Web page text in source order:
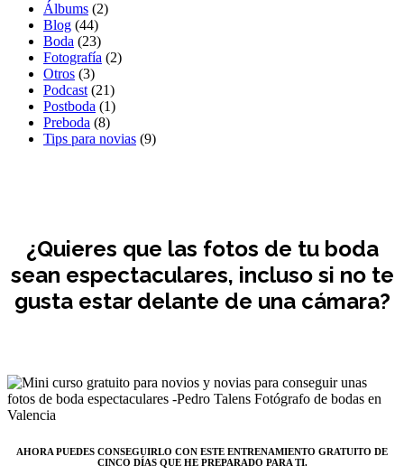
Álbums (2)
Blog (44)
Boda (23)
Fotografía (2)
Otros (3)
Podcast (21)
Postboda (1)
Preboda (8)
Tips para novias (9)
¿Quieres que las fotos de tu boda
sean espectaculares, incluso si no te
gusta estar delante de una cámara?
AHORA PUEDES CONSEGUIRLO CON ESTE ENTRENAMIENTO GRATUITO DE
CINCO DÍAS QUE HE PREPARADO PARA TI.